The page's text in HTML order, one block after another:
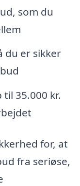
som du
du er sikker
35.000 kr.
for, at
fra seriøse,